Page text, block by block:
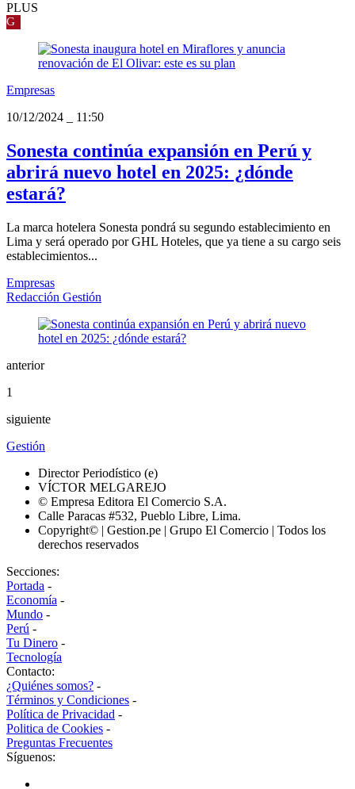
PLUS
G
Empresas
10/12/2024
11:50
Sonesta continúa expansión en Perú y
abrirá nuevo hotel en 2025: ¿dónde
estará?
La marca hotelera Sonesta pondrá su segundo establecimiento en
Lima y será operado por GHL Hoteles, que ya tiene a su cargo seis
establecimientos...
Empresas
Redacción Gestión
anterior
1
siguiente
Gestión
Director Periodístico (e)
VÍCTOR MELGAREJO
© Empresa Editora El Comercio S.A.
Calle Paracas #532, Pueblo Libre, Lima.
Copyright© | Gestion.pe | Grupo El Comercio | Todos los
derechos reservados
Secciones:
Portada -
Economía -
Mundo -
Perú -
Tu Dinero -
Tecnología
Contacto:
¿Quiénes somos? -
Términos y Condiciones -
Política de Privacidad -
Politica de Cookies -
Preguntas Frecuentes
Síguenos: